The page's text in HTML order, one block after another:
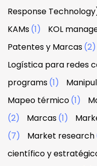
Response
KAMs(1) KOL
Patentes y Marcas(2)
Logística para redes
programs(1)
Mapeo térmico(1)
(2)
Marcas(1)
(7)
Market research
científico y